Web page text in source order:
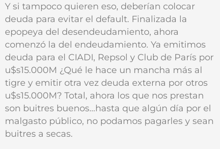
Y si tampoco quieren eso, deberían colocar
deuda para evitar el default. Finalizada la
epopeya del desendeudamiento, ahora
comenzó la del endeudamiento. Ya emitimos
deuda para el CIADI, Repsol y Club de París por
u$s15.000M ¿Qué le hace un mancha más al
tigre y emitir otra vez deuda externa por otros
u$s15.000M? Total, ahora los que nos prestan
son buitres buenos…hasta que algún día por el
malgasto público, no podamos pagarles y sean
buitres a secas.